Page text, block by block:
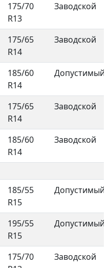
175/70
R13
Заводской
175/65
R14
Заводской
185/60
R14
Допустимый
175/65
R14
Заводской
185/60
R14
Заводской
185/55
R15
Допустимый
195/55
R15
Допустимый
175/70
Заводской